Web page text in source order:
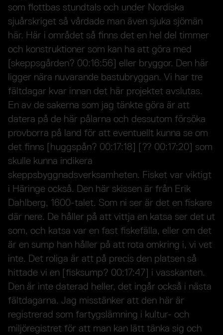
som flottbas stundtals och under Nordiska
sjuårskriget så vårdade man även sjuka sjömän
här. Här i området så finns det en hel del timmer
och konstruktioner som kan ha att göra med
[skeppsgården? 00:16:56] eller bryggor. Den här
ligger nära nuvarande bastubryggan. Vi har tre
fältdagar kvar innan det här projektet avslutas.
En av de sakerna som jag tänkte göra är att
datera på de här pålarna och dessutom försöka
provborra på land för att eventuellt kunna se om
det finns [huggspån? 00:17:18] [?? 00:17:20] som
skulle kunna indikera
skeppsbyggnadsverksamheten. Fisket var viktigt
i Häringe också. Den här skissen är från Erik
Dahlberg, 1600-talet. Som ni ser är det en fiskare
där nere. De håller på att vittja en katsa ser det ut
som, och katsa var en fast fiskefälla, eller om det
är en sump han håller på att rota omkring i, vi vet
inte. Det roliga är att på precis den platsen så
hittade vi en [fisksump? 00:17:47] i vasskanten.
Den är inte daterad heller, det ingår också i nästa
fältdagarna. Jag misstänker att den här är
registrerad som fartygslämning i kultur- och
miljöregistret för att man kan lätt tänka sig och